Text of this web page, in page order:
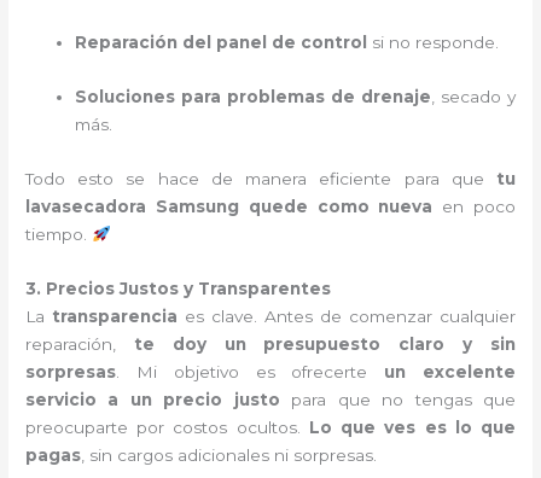
Reparación del panel de control si no responde.
Soluciones para problemas de drenaje, secado y
más.
Todo esto se hace de manera eficiente para que tu
lavasecadora Samsung quede como nueva en poco
tiempo.
3. Precios Justos y Transparentes
La transparencia es clave. Antes de comenzar cualquier
reparación, te doy un presupuesto claro y sin
sorpresas . Mi objetivo es ofrecerte un excelente
servicio a un precio justo para que no tengas que
preocuparte por costos ocultos. Lo que ves es lo que
pagas , sin cargos adicionales ni sorpresas.